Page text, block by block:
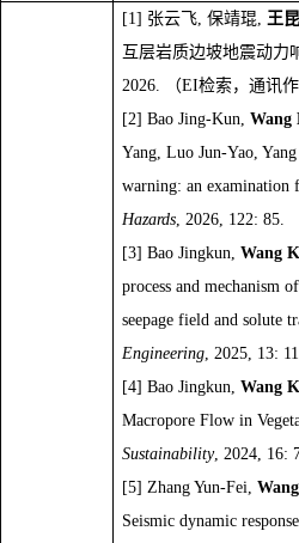
张云飞, 保靖琨, 王
互层岩质边坡地震动
2026. （EI检索，通讯
Bao Jing-Kun, Wang
Yang, Luo Jun-Yao,
warning: an examination
Hazards, 2026, 122: 85.
Bao Jingkun, Wang
process and mechanism
seepage field and solute
Engineering, 2025, 13:
Bao Jingkun, Wang
Sustainability, 2024, 16:
Zhang Yun-Fei,
Seismic dynamic